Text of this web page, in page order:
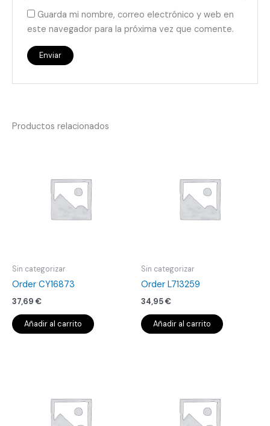
Guarda mi nombre, correo electrónico y web en
este navegador para la próxima vez que comente.
Productos relacionados
Sin categorizar
Order CY16873
37,69 €
Añadir al carrito
Sin categorizar
Order L713259
34,95€
Añadir al carrito